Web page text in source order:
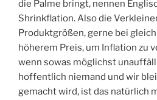
die Palme bringt, nennen
Shrinkflation. Also die
Produktgrößen, gerne bei
höherem Preis, um Inflation zu
wenn sowas möglichst
hoffentlich niemand und wir
gemacht wird, ist das natürlich